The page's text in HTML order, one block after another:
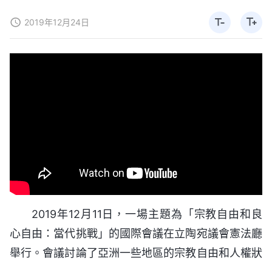
2019年12月24日
2019年12月11日，一場主題為「宗教自由和良
心自由：當代挑戰」的國際會議在立陶宛議會憲法廳
舉行。會議討論了亞洲一些地區的宗教自由和人權狀